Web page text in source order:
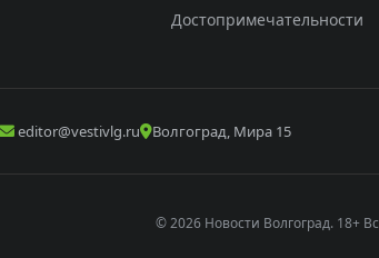
Достопримечательности
editor@vestivlg.ru Волгоград, Мира 15
© 2026 Новости Волгоград. 18+